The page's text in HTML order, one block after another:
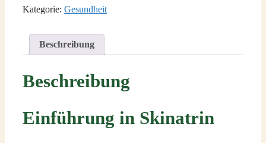
Kategorie: Gesundheit
Beschreibung
Beschreibung
Einführung in Skinatrin